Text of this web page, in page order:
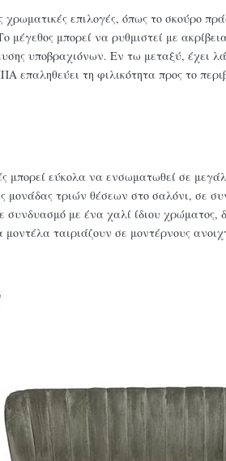
επιλογές, όπως το σκούρο
μπορεί να ρυθμιστεί με
υποβραχιόνων. Εν τω μεταξύ, έχει
επαληθεύει τη φιλικότητα προς το
εύκολα να ενσωματωθεί σε
μονάδας τριών θέσεων στο σαλόνι, σε
με ένα χαλί ίδιου
ταιριάζουν σε μοντέρνους